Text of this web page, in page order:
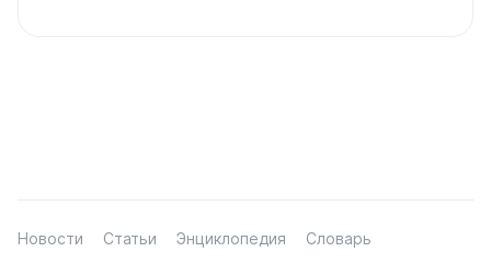
Новости Статьи Энциклопедия
Словарь